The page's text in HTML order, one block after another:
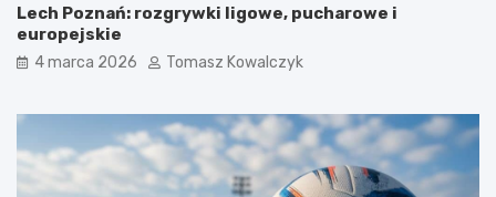
Lech Poznań: rozgrywki ligowe, pucharowe i
europejskie
4 marca 2026 Tomasz Kowalczyk